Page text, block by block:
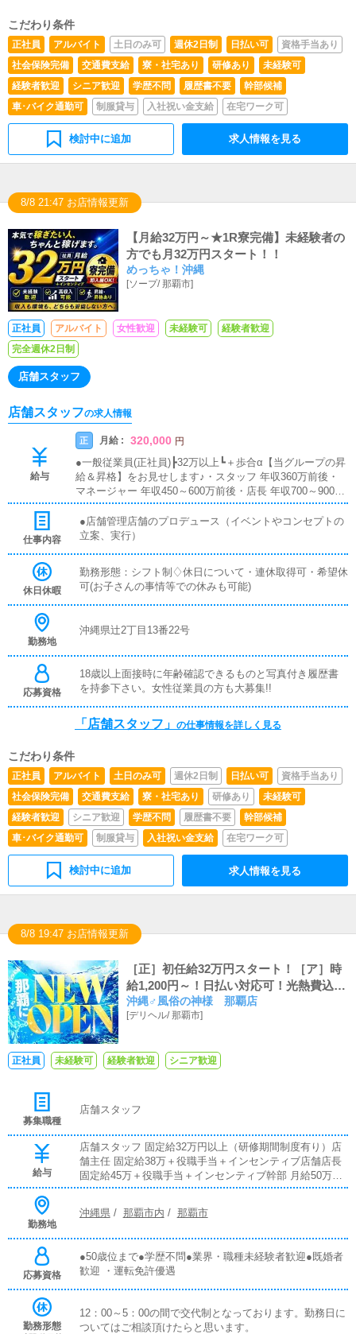
こだわり条件
正社員 アルバイト 土日のみ可 週休2日制 日払い可
資格手当あり
社会保険完備
交通費支給 寮・社宅あり 研修あり
未経験可
経験者歓迎
シニア歓迎 学歴不問 履歴書不要
幹部候補
車･バイク通勤可
制服貸与 入社祝い金支給 在宅ワーク可
検討中に追加 求人情報を見る
8/8 21:47 お店情報更新
【月給32万円～★1R寮完備】未経験者の
方でも月32万円スタート！！
めっちゃ！沖縄
[ソープ/那覇市]
正社員 アルバイト 女性歓迎 未経験可
経験者歓迎
完全週休2日制
店舗スタッフ
店舗スタッフの求人情報
給与
正 月給 : 320,000 円
●一般従業員(正社員)┣32万以上┗＋歩合α【当グループの昇
給＆昇格】をお見せします♪・スタッフ 年収360万前後・
マネージャー 年収450～600万前後・店長 年収700～900万
前後・エリアマネージャー年収1,000万～
仕事内容
●店舗管理店舗のプロデュース（イベントやコンセプトの
立案、実行）
休日休暇
勤務形態：シフト制♢休日について・連休取得可・希望休
可(お子さんの事情等での休みも可能)
勤務地
沖縄県辻2丁目13番22号
応募資格
18歳以上面接時に年齢確認できるものと写真付き履歴書
を持参下さい。女性従業員の方も大募集!!
「店舗スタッフ」 の仕事情報を詳しく見る
こだわり条件
正社員 アルバイト 土日のみ可 週休2日制 日払い可
資格手当あり
社会保険完備
交通費支給 寮・社宅あり 研修あり
未経験可
経験者歓迎
シニア歓迎 学歴不問 履歴書不要
幹部候補
車･バイク通勤可
制服貸与 入社祝い金支給 在宅ワーク可
検討中に追加 求人情報を見る
8/8 19:47 お店情報更新
［正］初任給32万円スタート！［ア］時
給1,200円～！日払い対応可！光熱費込み
月3万の社員寮、プライベートでも使用可
能な社用車も完備！
沖縄♂風俗の神様 那覇店
[デリヘル/那覇市]
正社員 未経験可 経験者歓迎 シニア歓迎
募集職種
店舗スタッフ
給与
店舗スタッフ 固定給32万円以上（研修期間制度有り）店
舗主任 固定給38万＋役職手当＋インセンティブ店舗店長
固定給45万＋役職手当＋インセンティブ幹部 月給50万円
＋役職手当＋インセンティブ
勤務地
沖縄県 / 那覇市内 / 那覇市
応募資格
●50歳位まで●学歴不問●業界・職種未経験者歓迎●既婚者
歓迎 ・運転免許優遇
勤務形態
12：00～5：00の間で交代制となっております。勤務日に
ついてはご相談頂けたらと思います。